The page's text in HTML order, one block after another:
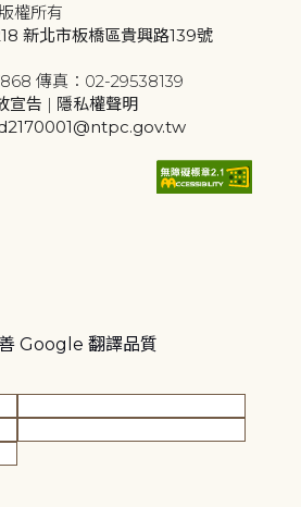
權所有
新北市板橋區貴興路139號
傳真：02-29538139
宣告 | 隱私權聲明
Google 翻譯品質